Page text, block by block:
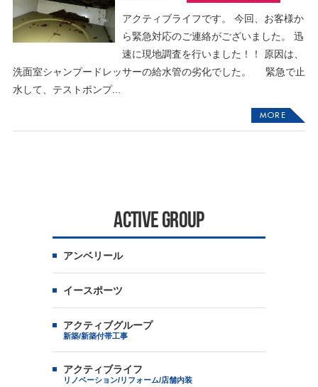
アクティブライフです。 今回、お客様か
ら緊急対応のご連絡がございました。 迅
速に現地調査を行いました！！ 原因は、
洗面室シャンプードレッサーの給水管の劣化でした。 緊急で止
水して、テストポンプ...
MORE
ACTIVE GROUP
アンベリール
イースポーツ
アクティブグループ
新築/新築付帯工事
アクティブライフ
リノベーション/リフォーム/店舗内装